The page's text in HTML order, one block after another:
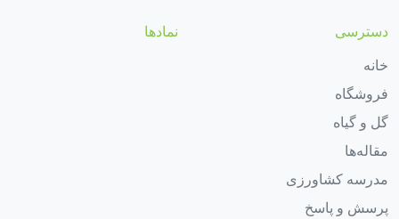
دسترسی
خانه
فروشگاه
گل و گیاه
مقاله‌ها
مدرسه کشاورزی
پرسش و پاسخ
نمادها